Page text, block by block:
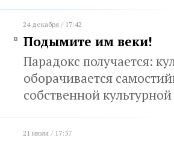
24 декабря / 17:42
Подымите им веки!
Парадокс получается:
оборачивается
собственной
21 июля / 17:57